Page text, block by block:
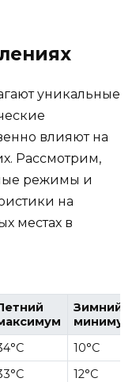
уникальные
влияют на
Рассмотрим,
режимы и
на
местах в
Зимний
минимум
10°C
12°C